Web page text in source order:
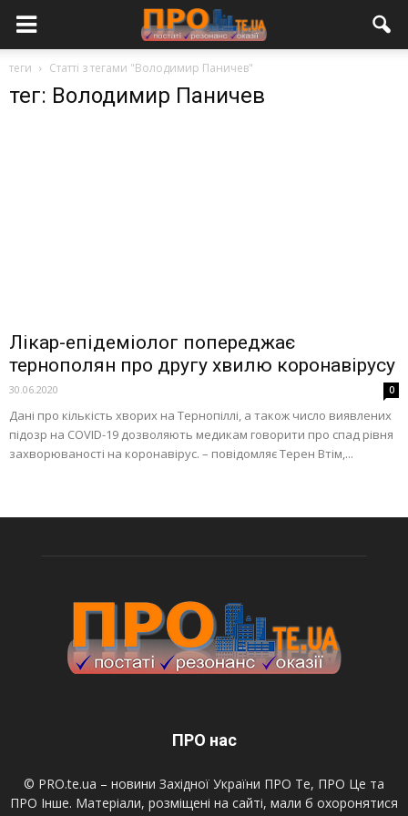
теги Статті з тегами "Володимир Паничев"
тег: Володимир Паничев
Лікар-епідеміолог попереджає
тернополян про другу хвилю коронавірусу
30.06.2020 0
Дані про кількість хворих на Тернопіллі, а також число виявлених
підозр на COVID-19 дозволяють медикам говорити про спад рівня
захворюваності на коронавірус. – повідомляє Терен Втім,...
ПРО нас
© PRO.te.ua – новини Західної України ПРО Те, ПРО Це та
ПРО Інше. Матеріали, розміщені на сайті, мали б охоронятися